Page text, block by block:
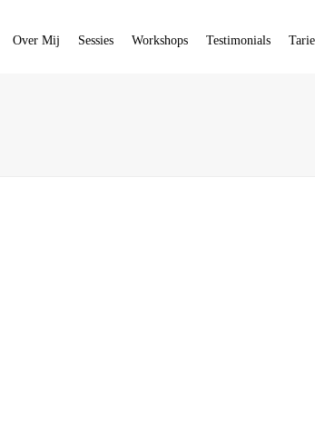
Over Mij Sessies Workshops Testimonials